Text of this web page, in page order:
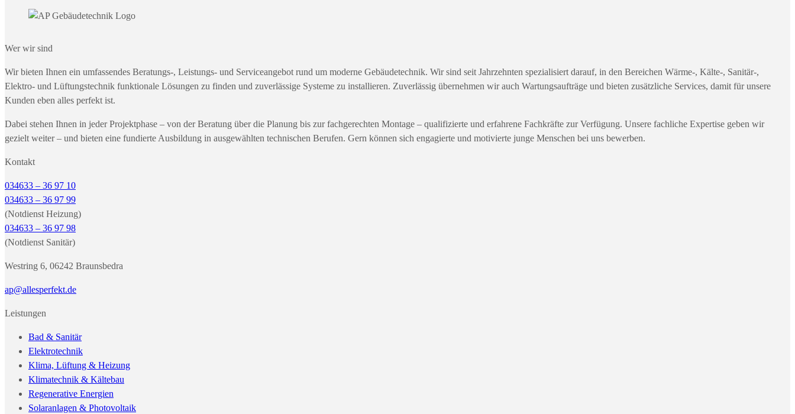
Wer wir sind
Wir bieten Ihnen ein umfassendes Beratungs-, Leistungs- und Serviceangebot rund um moderne Gebäudetechnik. Wir sind seit Jahrzehnten spezialisiert darauf, in den Bereichen Wärme-, Kälte-, Sanitär-,
Elektro- und Lüftungstechnik funktionale Lösungen zu finden und zuverlässige Systeme zu installieren. Zuverlässig übernehmen wir auch Wartungsaufträge und bieten zusätzliche Services, damit für unsere
Kunden eben alles perfekt ist.
Dabei stehen Ihnen in jeder Projektphase – von der Beratung über die Planung bis zur fachgerechten Montage – qualifizierte und erfahrene Fachkräfte zur Verfügung. Unsere fachliche Expertise geben wir
gezielt weiter – und bieten eine fundierte Ausbildung in ausgewählten technischen Berufen. Gern können sich engagierte und motivierte junge Menschen bei uns bewerben.
Kontakt
034633 – 36 97 10
034633 – 36 97 99
(Notdienst Heizung)
034633 – 36 97 98
(Notdienst Sanitär)
Westring 6, 06242 Braunsbedra
ap@allesperfekt.de
Leistungen
Bad & Sanitär
Elektrotechnik
Klima, Lüftung & Heizung
Klimatechnik & Kältebau
Regenerative Energien
Solaranlagen & Photovoltaik